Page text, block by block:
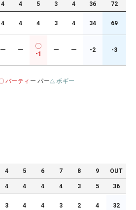
4 4 5 3 4 36 72
4 4 4 3 4 34 69
ー ー
-1
ー ー -2 -3
バーティ ー パー ボギー
4 5 6 7 8 9 OUT
4 4 4 4 3 5 36
3 4 4 3 2 4 32